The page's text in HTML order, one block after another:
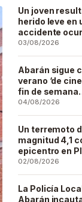
Un joven
herido leve en
accidente
este lunes en la
barriada de
Artesano
03/08/2026
Abarán sigue
verano ‘de
fin de semana
Vaiana… y
La Odisea
04/08/2026
Un terremoto
magnitud 4,1
epicentro en
se deja sentir
buena parte
región
02/08/2026
La Policía
Abarán